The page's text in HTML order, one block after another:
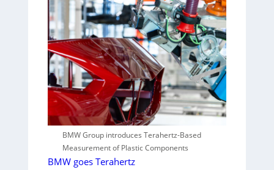
BMW Group introduces Terahertz-Based
Measurement of Plastic Components
BMW goes Terahertz